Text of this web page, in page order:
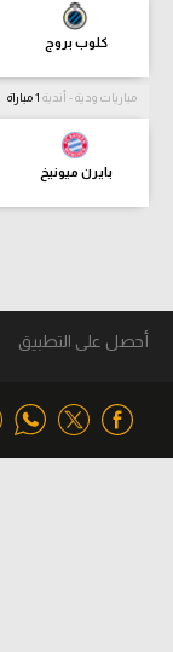
كلوب بروج
مباريات ودية - أندية
بايرن ميونيخ
أحصل على التطبيق